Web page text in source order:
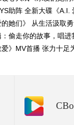
助阵 全新大碟《A.I.
她们》 从生活汲取
偷走你的故事，唱进
》MV首播 张力十足